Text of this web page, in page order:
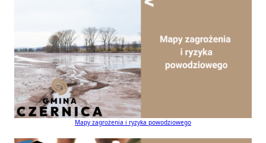
Mapy zagrożenia i ryzyka powodziowego